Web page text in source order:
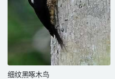
细纹黑啄木鸟